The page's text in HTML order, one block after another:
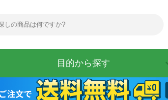
目的から探す